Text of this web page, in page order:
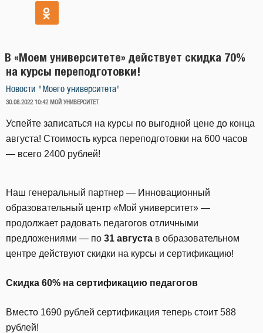
В «Моем университете» действует скидка 70%
на курсы переподготовки!
Новости "Моего университета"
ОПУБЛИКОВАНО
30.08.2022 10:42 МОЙ УНИВЕРСИТЕТ
Успейте записаться на курсы по выгодной цене до конца
августа! Стоимость курса переподготовки на 600 часов
— всего 2400 рублей!
Наш генеральный партнер — Инновационный
образовательный центр «Мой университет» —
продолжает радовать педагогов отличными
предложениями — по 31 августа в образовательном
центре действуют скидки на курсы и сертификацию!
Скидка 60% на сертификацию педагогов
Вместо 1690 рублей сертификация теперь стоит 588
рублей!